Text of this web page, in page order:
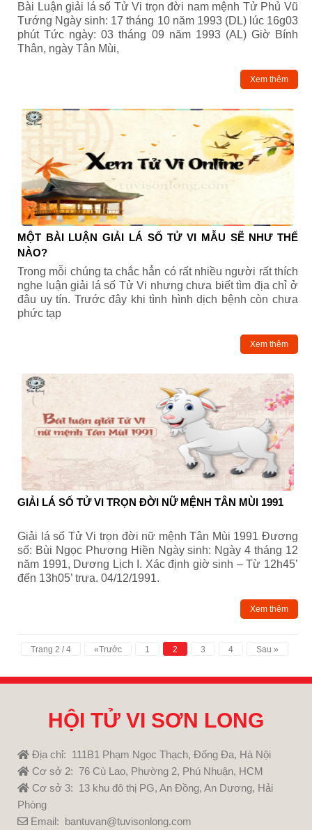
Bài Luận giải lá số Tử Vi trọn đời nam mệnh Tử Phủ Vũ
Tướng Ngày sinh: 17 tháng 10 năm 1993 (DL) lúc 16g03
phút Tức ngày: 03 tháng 09 năm 1993 (AL) Giờ Bính
Thân, ngày Tân Mùi,
Xem thêm
MỘT BÀI LUẬN GIẢI LÁ SỐ TỬ VI MẪU SẼ NHƯ THẾ
NÀO?
Trong mỗi chúng ta chắc hẳn có rất nhiều người rất thích
nghe luận giải lá số Tử Vi nhưng chưa biết tìm địa chỉ ở
đâu uy tín. Trước đây khi tình hình dịch bệnh còn chưa
phức tạp
Xem thêm
GIẢI LÁ SỐ TỬ VI TRỌN ĐỜI NỮ MỆNH TÂN MÙI 1991
Giải lá số Tử Vi trọn đời nữ mệnh Tân Mùi 1991 Đương
số: Bùi Ngọc Phương Hiền Ngày sinh: Ngày 4 tháng 12
năm 1991, Dương Lịch I. Xác định giờ sinh – Từ 12h45’
đến 13h05’ trưa. 04/12/1991.
Xem thêm
Trang 2 / 4 «Trước 1 2 3 4 Sau »
HỘI TỬ VI SƠN LONG
Địa chỉ: 111B1 Phạm Ngọc Thạch, Đống Đa, Hà Nội
Cơ sở 2: 76 Cù Lao, Phường 2, Phú Nhuận, HCM
Cơ sở 3: 13 khu đô thị PG, An Đồng, An Dương, Hải
Phòng
Email: bantuvan@tuvisonlong.com